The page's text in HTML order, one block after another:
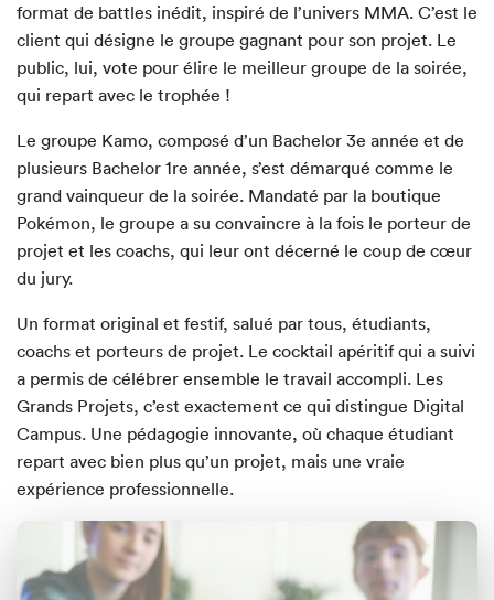
format de battles inédit, inspiré de l’univers MMA. C’est le
client qui désigne le groupe gagnant pour son projet. Le
public, lui, vote pour élire le meilleur groupe de la soirée,
qui repart avec le trophée !
Le groupe Kamo, composé d’un Bachelor 3e année et de
plusieurs Bachelor 1re année, s’est démarqué comme le
grand vainqueur de la soirée. Mandaté par la boutique
Pokémon, le groupe a su convaincre à la fois le porteur de
projet et les coachs, qui leur ont décerné le coup de cœur
du jury.
Un format original et festif, salué par tous, étudiants,
coachs et porteurs de projet. Le cocktail apéritif qui a suivi
a permis de célébrer ensemble le travail accompli. Les
Grands Projets, c’est exactement ce qui distingue Digital
Campus. Une pédagogie innovante, où chaque étudiant
repart avec bien plus qu’un projet, mais une vraie
expérience professionnelle.